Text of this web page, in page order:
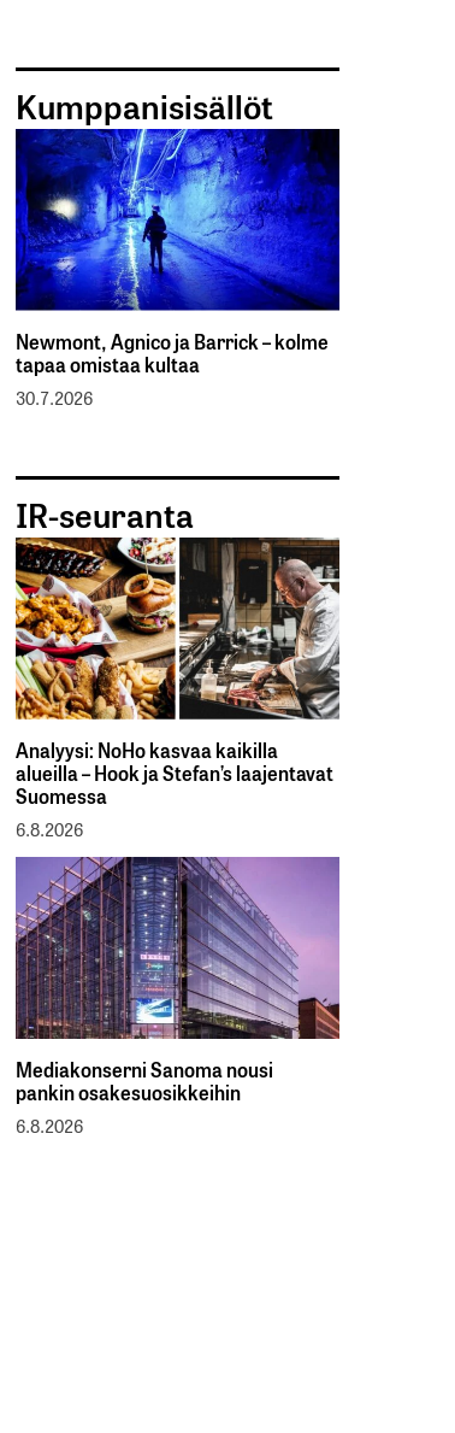
Kumppanisisällöt
Newmont, Agnico ja Barrick – kolme
tapaa omistaa kultaa
30.7.2026
IR-seuranta
Analyysi: NoHo kasvaa kaikilla
alueilla – Hook ja Stefan’s laajentavat
Suomessa
6.8.2026
Mediakonserni Sanoma nousi
pankin osakesuosikkeihin
6.8.2026